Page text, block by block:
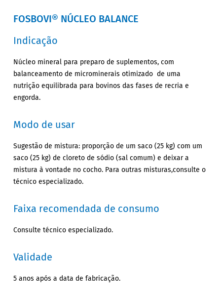
FOSBOVI® NÚCLEO BALANCE
Indicação
Núcleo mineral para preparo de suplementos, com
balanceamento de microminerais otimizado de uma
nutrição equilibrada para bovinos das fases de recria e
engorda.
Modo de usar
Sugestão de mistura: proporção de um saco (25 kg) com um
saco (25 kg) de cloreto de sódio (sal comum) e deixar a
mistura à vontade no cocho. Para outras misturas,consulte o
técnico especializado.
Faixa recomendada de consumo
Consulte técnico especializado.
Validade
5 anos após a data de fabricação.